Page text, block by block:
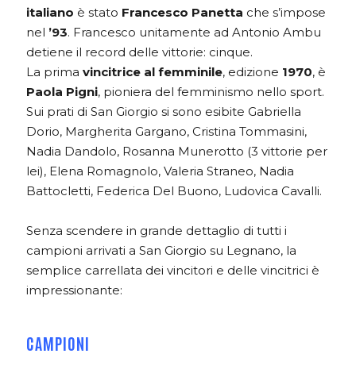
italiano è stato Francesco Panetta che s’impose
nel ’93. Francesco unitamente ad Antonio Ambu
detiene il record delle vittorie: cinque.
La prima vincitrice al femminile, edizione 1970, è
Paola Pigni, pioniera del femminismo nello sport.
Sui prati di San Giorgio si sono esibite Gabriella
Dorio, Margherita Gargano, Cristina Tommasini,
Nadia Dandolo, Rosanna Munerotto (3 vittorie per
lei), Elena Romagnolo, Valeria Straneo, Nadia
Battocletti, Federica Del Buono, Ludovica Cavalli.
Senza scendere in grande dettaglio di tutti i
campioni arrivati a San Giorgio su Legnano, la
semplice carrellata dei vincitori e delle vincitrici è
impressionante:
CAMPIONI